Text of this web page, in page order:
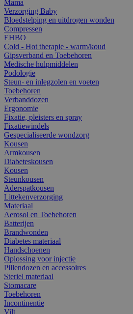
Mama
Verzorging Baby
Bloedstelping en uitdrogen wonden
Compressen
EHBO
Cold - Hot therapie - warm/koud
Gipsverband en Toebehoren
Medische hulpmiddelen
Podologie
Steun- en inlegzolen en voeten
Toebehoren
Verbanddozen
Ergonomie
Fixatie, pleisters en spray
Fixatiewindels
Gespecialiseerde wondzorg
Kousen
Armkousen
Diabeteskousen
Kousen
Steunkousen
Aderspatkousen
Littekenverzorging
Materiaal
Aerosol en Toebehoren
Batterijen
Brandwonden
Diabetes materiaal
Handschoenen
Oplossing voor injectie
Pillendozen en accessoires
Steriel materiaal
Stomacare
Toebehoren
Incontinentie
Vilt